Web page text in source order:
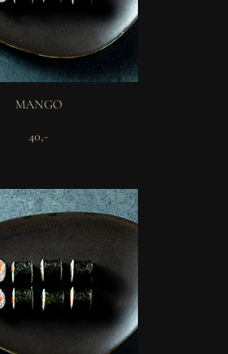
MANGO
40,-